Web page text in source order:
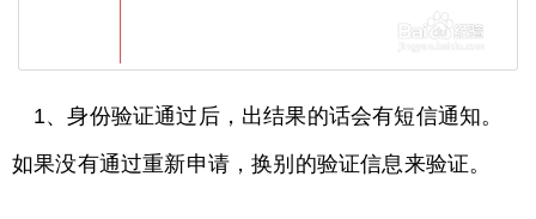
1、身份验证通过后，出结果的话会有短信通知。
如果没有通过重新申请，换别的验证信息来验证。